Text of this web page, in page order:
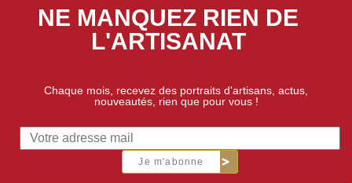
NE MANQUEZ RIEN DE
L'ARTISANAT
Chaque mois, recevez des portraits d'artisans, actus,
nouveautés, rien que pour vous !
Je m'abonne